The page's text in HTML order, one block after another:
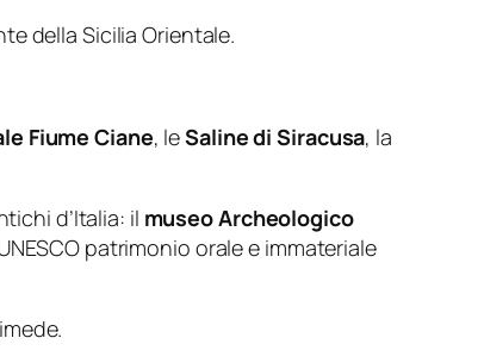
della Sicilia Orientale.
Fiume Ciane, leSaline di Siracusa, la
d’Italia: il museo Archeologico
patrimonio orale e immateriale